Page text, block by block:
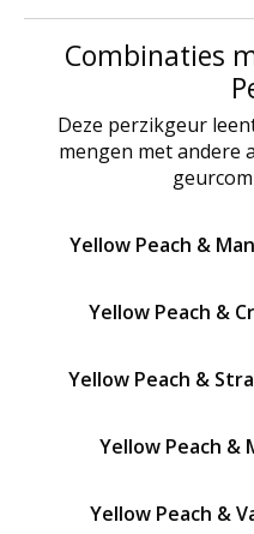
Combinaties
Deze perzikgeur
mengen met andere
Yellow Peach &
Yellow Peach &
Yellow Peach &
Yellow Peach &
Yellow Peach &